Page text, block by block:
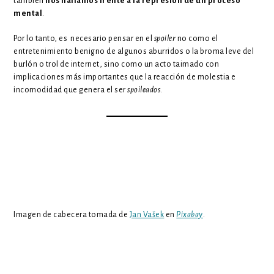
mental .
Por lo tanto, es necesario pensar en el spoiler no como el
entretenimiento benigno de algunos aburridos o la broma leve del
burlón o trol de internet, sino como un acto taimado con
implicaciones más importantes que la reacción de molestia e
incomodidad que genera el serspoileados.
Imagen de cabecera tomada de Jan Vašek en Pixabay.